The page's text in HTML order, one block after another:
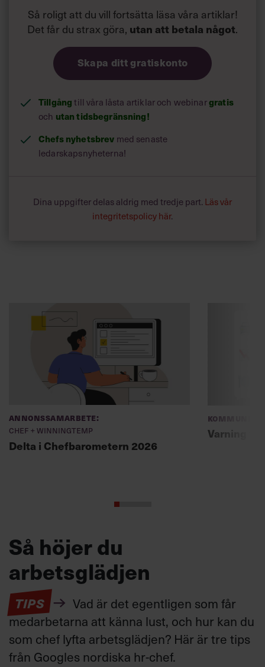
Så roligt att du vill fortsätta läsa våra artiklar!
Det får du strax göra, utan att betala något.
Skapa ditt gratiskonto
Tillgångtill våra låsta artiklar och webinargratis
och utan tidsbegränsning!
Chefs nyhetsbrev med senaste
ledarskapsnyheterna!
Dina uppgifter delas aldrig med tredje part. Läs vår
integritetspolicy här.
Annonssamarbete:
Chef + Winningtemp
Delta i Chefbarometern 2026
Varning
Så höjer du
arbetsglädjen
TIPS
Vad är det egentligen som får
medarbetarna att känna lust, och hur kan du
som chef lyfta arbetsglädjen? Här är tre tips
från Googles nordiska hr-chef.